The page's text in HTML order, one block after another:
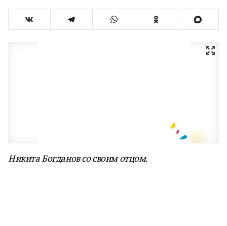
Никита Богданов со своим отцом.